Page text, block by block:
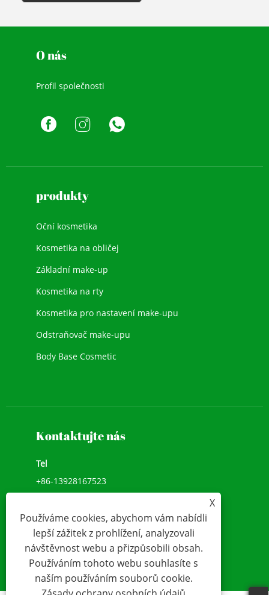
O nás
Profil společnosti
produkty
Oční kosmetika
Kosmetika na obličej
Základní make-up
Kosmetika na rty
Kosmetika pro nastavení make-upu
Odstraňovač make-upu
Body Base Cosmetic
Kontaktujte nás
Tel
+86-13928167523
Č. 11, Simian Road,
E-mailem
info@beshecosmetics.com
X
Používáme cookies, abychom vám nabídli
lepší zážitek z prohlížení, analyzovali
návštěvnost webu a přizpůsobili obsah.
Používáním tohoto webu souhlasíte s
naším používáním souborů cookie.